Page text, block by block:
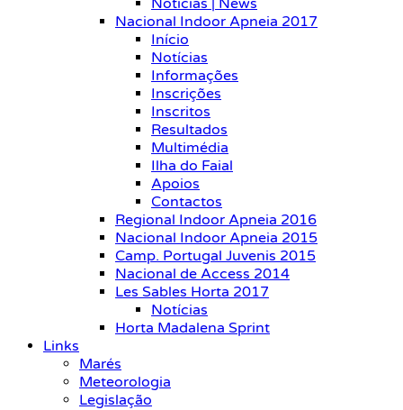
Notícias | News
Nacional Indoor Apneia 2017
Início
Notícias
Informações
Inscrições
Inscritos
Resultados
Multimédia
Ilha do Faial
Apoios
Contactos
Regional Indoor Apneia 2016
Nacional Indoor Apneia 2015
Camp. Portugal Juvenis 2015
Nacional de Access 2014
Les Sables Horta 2017
Notícias
Horta Madalena Sprint
Links
Marés
Meteorologia
Legislação